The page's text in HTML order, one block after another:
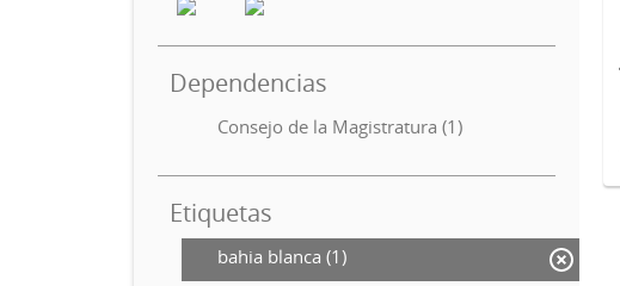
Dependencias
Consejo de la Magistratura (1)
Etiquetas
bahia blanca (1)